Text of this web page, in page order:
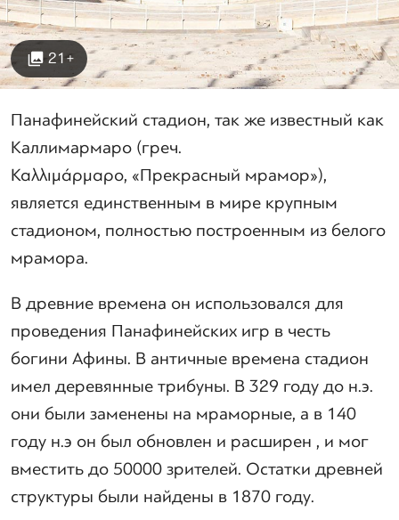
21+
Панафинейский стадион, так же известный как
Каллимармаро (греч.
Καλλιμάρμαρο, «Прекрасный мрамор»),
является единственным в мире крупным
стадионом, полностью построенным из белого
мрамора.
В древние времена он использовался для
проведения Панафинейских игр в честь
богини Афины. В античные времена стадион
имел деревянные трибуны. В 329 году до н.э.
они были заменены на мраморные, а в 140
году н.э он был обновлен и расширен , и мог
вместить до 50000 зрителей. Остатки древней
структуры были найдены в 1870 году.